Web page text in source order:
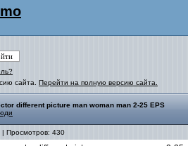
сайта. Перейти на полную версию сайта.
different picture man woman man 2-25 EPS
| Просмотров: 430